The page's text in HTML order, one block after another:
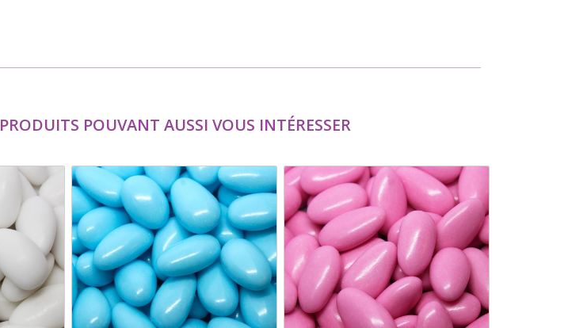
PRODUITS POUVANT AUSSI VOUS INTÉRESSER